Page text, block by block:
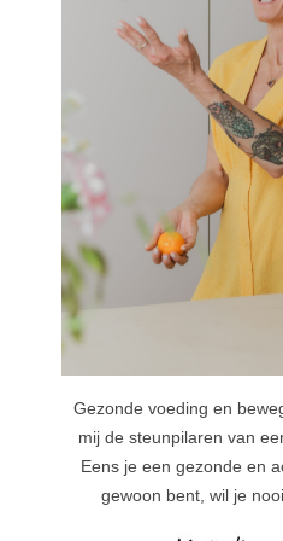
Gezonde voeding en
mij de steunpilaren van
Eens je een gezonde en
gewoon bent, wil je